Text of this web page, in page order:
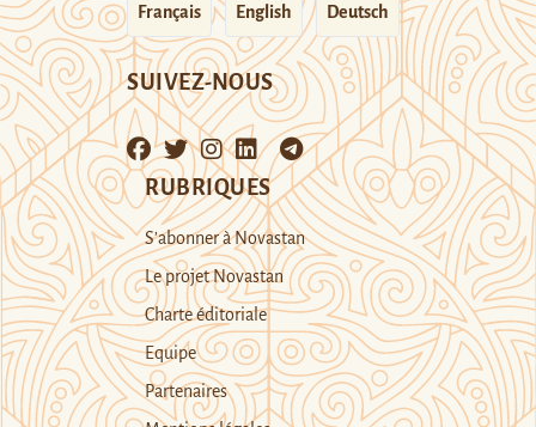
Français English Deutsch
SUIVEZ-NOUS
RUBRIQUES
S’abonner à Novastan
Le projet Novastan
Charte éditoriale
Equipe
Partenaires